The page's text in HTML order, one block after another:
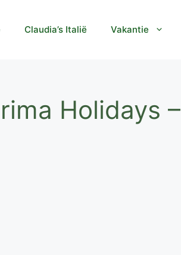
Claudia’s Italië Vakantie
Holidays –